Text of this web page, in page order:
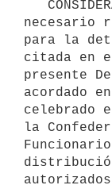
necesario
para la
citada en
presente
acordado
celebrado
la